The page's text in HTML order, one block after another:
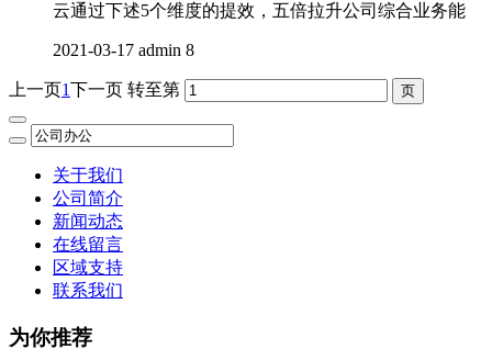
云通过下述5个维度的提效，五倍拉升公司综合业务能
2021-03-17 admin 8
上一页1下一页 转至第
关于我们
公司简介
新闻动态
在线留言
区域支持
联系我们
为你推荐